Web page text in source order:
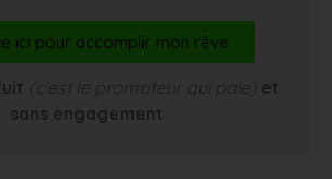
ici pour accomplir mon rêve
(c’est le promoteur qui paie) et
sans engagement